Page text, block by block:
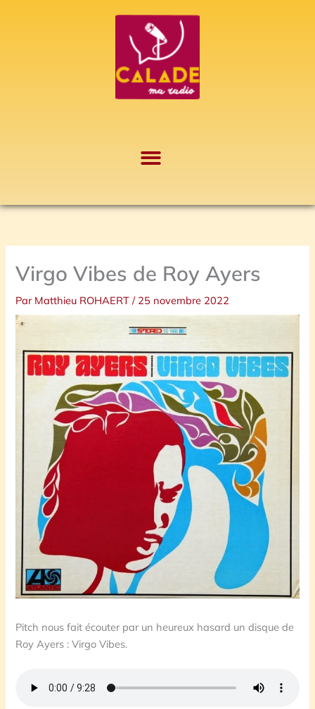
Virgo Vibes de Roy Ayers
Par Matthieu ROHAERT/ 25 novembre 2022
Pitch nous fait écouter par un heureux hasard un disque de
Roy Ayers : Virgo Vibes.